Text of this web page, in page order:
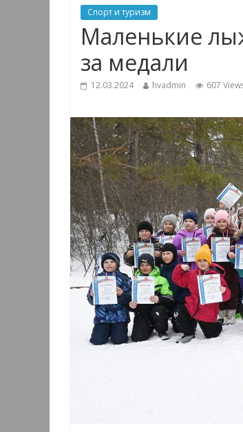
Спорт и туризм
Маленькие
за медали
12.03.2024 hvadmin 607